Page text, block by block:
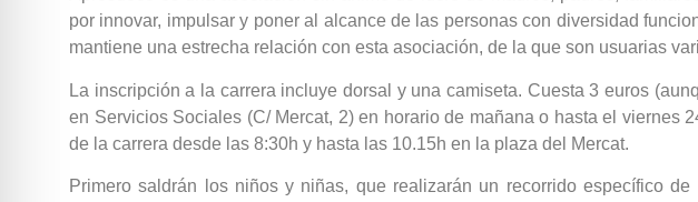
por innovar, impulsar y poner al alcance de las personas con diversidad
mantiene una estrecha relación con esta asociación, de la que son usuarias
La inscripción a la carrera incluye dorsal y una camiseta. Cuesta 3 euros
en Servicios Sociales (C/ Mercat, 2) en horario de mañana o hasta el viernes
de la carrera desde las 8:30h y hasta las 10.15h en la plaza del Mercat.
Primero saldrán los niños y niñas, que realizarán un recorrido específico